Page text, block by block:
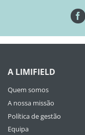
A LIMIFIELD
Quem somos
A nossa missão
Política de gestão
Equipa